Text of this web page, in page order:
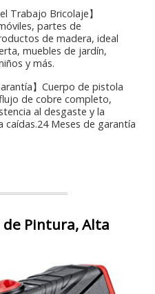
Trabajo Bricolaje】
partes de
de madera, ideal
muebles de jardín,
y más.
】Cuerpo de pistola
de cobre completo,
al desgaste y la
Meses de garantía
de Pintura, Alta